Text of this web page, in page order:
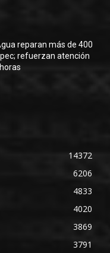
reparan más de 400
refuerzan atención
14372
6206
4833
4020
3869
3791